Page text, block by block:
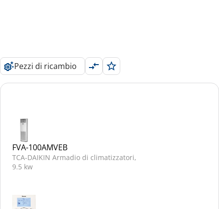
Pezzi di ricambio
FVA-100AMVEB
TCA-DAIKIN Armadio di climatizzatori,
9.5 kw